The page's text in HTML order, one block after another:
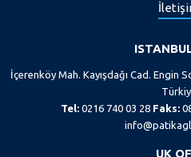
İçerenköy Mah. Kayışdağı Cad. Engin
Tel: 0216 740 03 28 Faks:
UK